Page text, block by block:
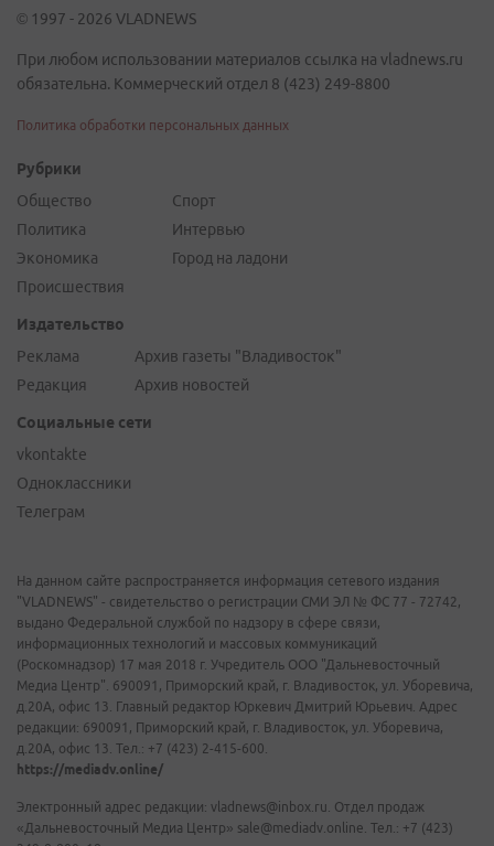
© 1997 - 2026 VLADNEWS
При любом использовании материалов ссылка на vladnews.ru
обязательна. Коммерческий отдел 8 (423) 249-8800
Политика обработки персональных данных
Рубрики
Общество
Политика
Экономика
Происшествия
Спорт
Интервью
Город на ладони
Издательство
Реклама
Редакция
Архив газеты "Владивосток"
Архив новостей
Социальные сети
vkontakte
Одноклассники
Телеграм
На данном сайте распространяется информация сетевого издания
"VLADNEWS" - свидетельство о регистрации СМИ ЭЛ № ФС 77 - 72742,
выдано Федеральной службой по надзору в сфере связи,
информационных технологий и массовых коммуникаций
(Роскомнадзор) 17 мая 2018 г. Учредитель ООО "Дальневосточный
Медиа Центр". 690091, Приморский край, г. Владивосток, ул. Уборевича,
д.20А, офис 13. Главный редактор Юркевич Дмитрий Юрьевич. Адрес
редакции: 690091, Приморский край, г. Владивосток, ул. Уборевича,
д.20А, офис 13. Тел.: +7 (423) 2-415-600.
https://mediadv.online/
Электронный адрес редакции: vladnews@inbox.ru. Отдел продаж
«Дальневосточный Медиа Центр» sale@mediadv.online. Тел.: +7 (423)